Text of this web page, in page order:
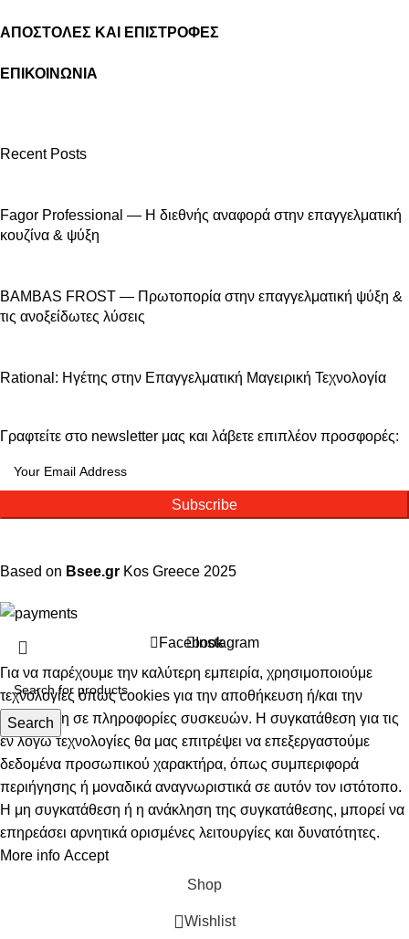
ΑΠΟΣΤΟΛΕΣ ΚΑΙ ΕΠΙΣΤΡΟΦΕΣ
ΕΠΙΚΟΙΝΩΝΙΑ
Recent Posts
Fagor Professional — Η διεθνής αναφορά στην επαγγελματική
κουζίνα & ψύξη
BAMBAS FROST — Πρωτοπορία στην επαγγελματική ψύξη &
τις ανοξείδωτες λύσεις
Rational: Ηγέτης στην Επαγγελματική Μαγειρική Τεχνολογία
Γραφτείτε στο newsletter μας και λάβετε επιπλέον προσφορές:
Subscribe
Based on Bsee.gr Kos Greece 2025
Search
FacebookInstagram
Για να παρέχουμε την καλύτερη εμπειρία, χρησιμοποιούμε
τεχνολογίες όπως cookies για την αποθήκευση ή/και την
πρόσβαση σε πληροφορίες συσκευών. Η συγκατάθεση για τις
εν λόγω τεχνολογίες θα μας επιτρέψει να επεξεργαστούμε
δεδομένα προσωπικού χαρακτήρα, όπως συμπεριφορά
περιήγησης ή μοναδικά αναγνωριστικά σε αυτόν τον ιστότοπο.
Η μη συγκατάθεση ή η ανάκληση της συγκατάθεσης, μπορεί να
επηρεάσει αρνητικά ορισμένες λειτουργίες και δυνατότητες.
More info Accept
Shop
Wishlist